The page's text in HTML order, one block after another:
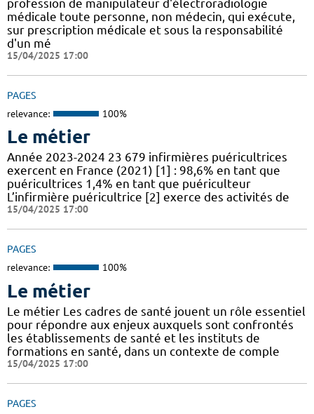
profession de manipulateur d'électroradiologie
médicale toute personne, non médecin, qui exécute,
sur prescription médicale et sous la responsabilité
d'un mé
15/04/2025 17:00
PAGES
relevance: 100%
Le métier
Année 2023-2024 23 679 infirmières puéricultrices
exercent en France (2021) [1] : 98,6% en tant que
puéricultrices 1,4% en tant que puériculteur
L’infirmière puéricultrice [2] exerce des activités de
15/04/2025 17:00
PAGES
relevance: 100%
Le métier
Le métier Les cadres de santé jouent un rôle essentiel
pour répondre aux enjeux auxquels sont confrontés
les établissements de santé et les instituts de
formations en santé, dans un contexte de comple
15/04/2025 17:00
PAGES